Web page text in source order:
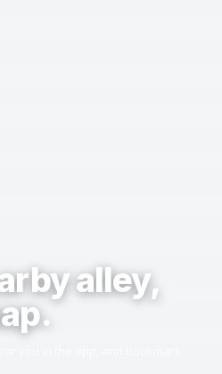
alley,